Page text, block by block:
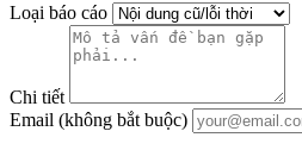
Loại báo cáo
Chi tiết
Email (không bắt buộc)